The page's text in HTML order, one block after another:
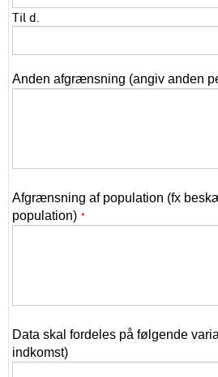
Til d.
Anden afgrænsning (angiv anden
Afgrænsning af population (fx
population) *
Data skal fordeles på følgende
indkomst)